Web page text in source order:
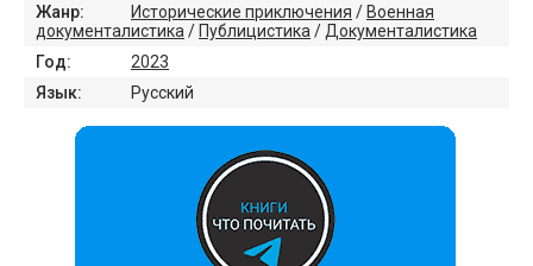
Жанр: Исторические приключения / Военная
документалистика / Публицистика / Документалистика
Год:
2023
Язык:
Русский